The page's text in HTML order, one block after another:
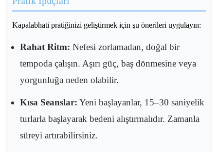
Kapalabhati pratiğinizi geliştirmek için şu önerileri uygulayın:
Rahat Ritm: Nefesi zorlamadan, doğal bir
tempoda çalışın. Aşırı güç, baş dönmesine veya
yorgunluğa neden olabilir.
Kısa Seanslar: Yeni başlayanlar, 15–30 saniyelik
turlarla başlayarak bedeni alıştırmalıdır. Zamanla
süreyi artırabilirsiniz.